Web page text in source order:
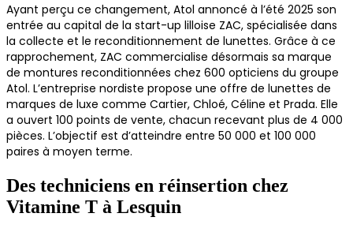
Ayant perçu ce changement, Atol annoncé à l’été 2025 son
entrée au capital de la start-up lilloise ZAC, spécialisée dans
la collecte et le reconditionnement de lunettes. Grâce à ce
rapprochement, ZAC commercialise désormais sa marque
de montures reconditionnées chez 600 opticiens du groupe
Atol. L’entreprise nordiste propose une offre de lunettes de
marques de luxe comme Cartier, Chloé, Céline et Prada. Elle
a ouvert 100 points de vente, chacun recevant plus de 4 000
pièces. L’objectif est d’atteindre entre 50 000 et 100 000
paires à moyen terme.
Des techniciens en réinsertion chez
Vitamine T à Lesquin